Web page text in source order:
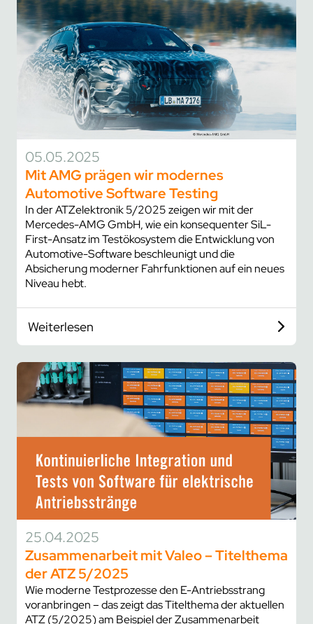
05.05.2025
Mit AMG prägen wir modernes
Automotive Software Testing
In der ATZelektronik 5/2025 zeigen wir mit der
Mercedes-AMG GmbH, wie ein konsequenter SiL-
First-Ansatz im Testökosystem die Entwicklung von
Automotive-Software beschleunigt und die
Absicherung moderner Fahrfunktionen auf ein neues
Niveau hebt.
Weiterlesen
25.04.2025
Zusammenarbeit mit Valeo – Titelthema
der ATZ 5/2025
Wie moderne Testprozesse den E-Antriebsstrang
voranbringen – das zeigt das Titelthema der aktuellen
ATZ (5/2025) am Beispiel der Zusammenarbeit